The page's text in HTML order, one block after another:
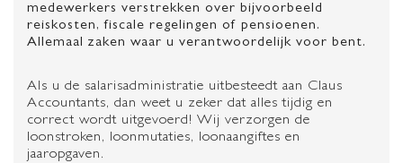
medewerkers verstrekken over bijvoorbeeld
reiskosten, fiscale regelingen of pensioenen.
Allemaal zaken waar u verantwoordelijk voor bent.
Als u de salarisadministratie uitbesteedt aan Claus
Accountants, dan weet u zeker dat alles tijdig en
correct wordt uitgevoerd! Wij verzorgen de
loonstroken, loonmutaties, loonaangiftes en
jaaropgaven.